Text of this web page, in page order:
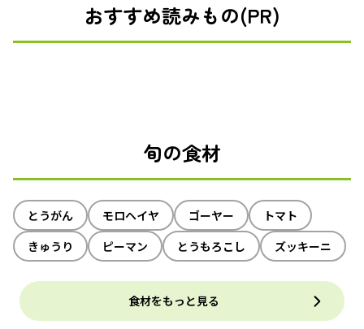
おすすめ読みもの(PR)
旬の食材
とうがん モロヘイヤ ゴーヤー
トマト
きゅうり
ピーマン とうもろこし ズッキーニ
食材をもっと見る